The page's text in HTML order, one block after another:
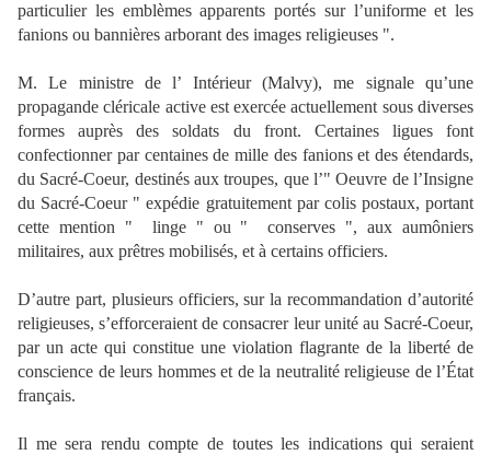
particulier les emblèmes apparents portés sur l’uniforme et les
fanions ou bannières arborant des images religieuses ".
M. Le ministre de l’ Intérieur (Malvy), me signale qu’une
propagande cléricale active est exercée actuellement sous diverses
formes auprès des soldats du front. Certaines ligues font
confectionner par centaines de mille des fanions et des étendards,
du Sacré-Coeur, destinés aux troupes, que l’" Oeuvre de l’Insigne
du Sacré-Coeur " expédie gratuitement par colis postaux, portant
cette mention " linge " ou " conserves ", aux aumôniers
militaires, aux prêtres mobilisés, et à certains officiers.
D’autre part, plusieurs officiers, sur la recommandation d’autorité
religieuses, s’efforceraient de consacrer leur unité au Sacré-Coeur,
par un acte qui constitue une violation flagrante de la liberté de
conscience de leurs hommes et de la neutralité religieuse de l’État
français.
Il me sera rendu compte de toutes les indications qui seraient